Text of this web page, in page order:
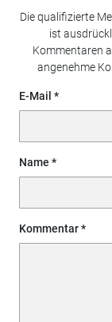
Die qualifizierte
ist
Kommentaren
angenehme
E-Mail
Name
Kommentar